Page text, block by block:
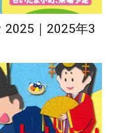
2025｜2025年3